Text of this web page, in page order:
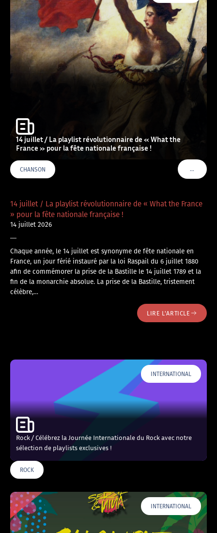
14 juillet / La playlist révolutionnaire de « What the
France » pour la fête nationale française !
CHANSON …VOIR
14 juillet / La playlist révolutionnaire de « What the France
» pour la fête nationale française !
14 juillet 2026
—
Chaque année, le 14 juillet est synonyme de fête nationale en
France, un jour férié instauré par la loi Raspail du 6 juillet 1880
afin de commémorer la prise de la Bastille le 14 juillet 1789 et la
fin de la monarchie absolue. La prise de la Bastille, tristement
célèbre,…
LIRE L'ARTICLE
INTERNATIONAL
Rock / Célébrez la Journée Internationale du Rock avec notre
sélection de playlists exclusives !
ROCK
INTERNATIONAL